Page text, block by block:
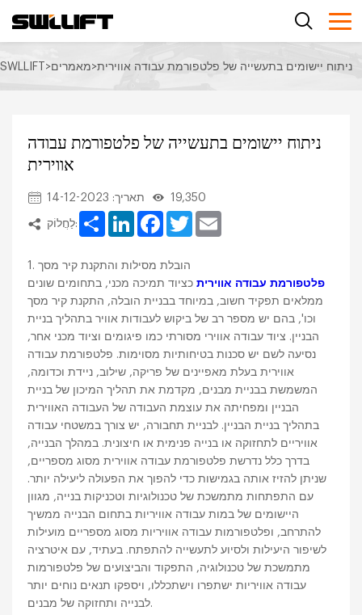
SWLLIFT>מאמרים>ניתוח יישומים בתעשייה של פלטפורמת עבודה אווירית
ניתוח יישומים בתעשייה של פלטפורמת עבודה
אווירית
תאריך: 14-12-2023 19,350
לַחֲלוֹק:
Share LinkedInFacebook
Twitter
1. הובלת מסילות והתקנת קיר מסך
פלטפורמת עבודה אוויריתכציוד תמיכה מכני, בתחומים שונים
ממלאים תפקיד חשוב, במיוחד בבניית הובלה, התקנת קיר מסך
וכו', בהם יש מספר רב של ביקוש לעבודות אוויר בתהליך בניית
הבניין. ציוד עבודה אווירי מסורתי כמו פיגומים וציוד מכני אחר,
נסיעה לשם יש סכנות בטיחותיות מסוימות. פלטפורמת עבודה
אווירית בעלת מאפיינים של פריקה, שילוב, ניידת וכדומה,
המשמשת בבניית מבנים, מקדמת את תהליך המיכון של בניית
הבניין ומפחיתה את עוצמת העבודה של העבודה האווירית
בתהליך בניית הבניין. לבניית תחבורה, יש צורך במשטחי עבודה
אוויריים לתחזוקה או בנייה פנימית או חיצונית. במהלך הבנייה,
בדרך כלל נדרשת פלטפורמת עבודה אווירית מסוג מספריים,
שניתן להזיז אותה בגמישות כדי להפוך את הפעולה ליעילה יותר.
עם התפתחות מתמשכת של טכנולוגיות וטכניקות בנייה, מגוון
היישומים של במות עבודה אוויריות בתחום הבנייה ממשיך
להתרחב, ופלטפורמות עבודה אוויריות מסוג מספריים מועילות
לשיפור היעילות ולסיוע לתעשייה להתפתח. בעתיד, עם איטרציה
מתמשכת של טכנולוגיה, התפקוד והביצועים של פלטפורמות
עבודה אוויריות ישתפרו וישתכללו, ויספקו תנאים נוחים יותר
לבנייה ותחזוקה של מבנים.